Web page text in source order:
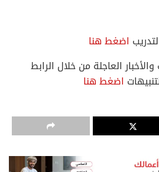
اضغط هنا
العاجلة من خلال الرابط
اضغط هنا